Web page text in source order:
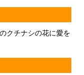
クチナシの花に愛を